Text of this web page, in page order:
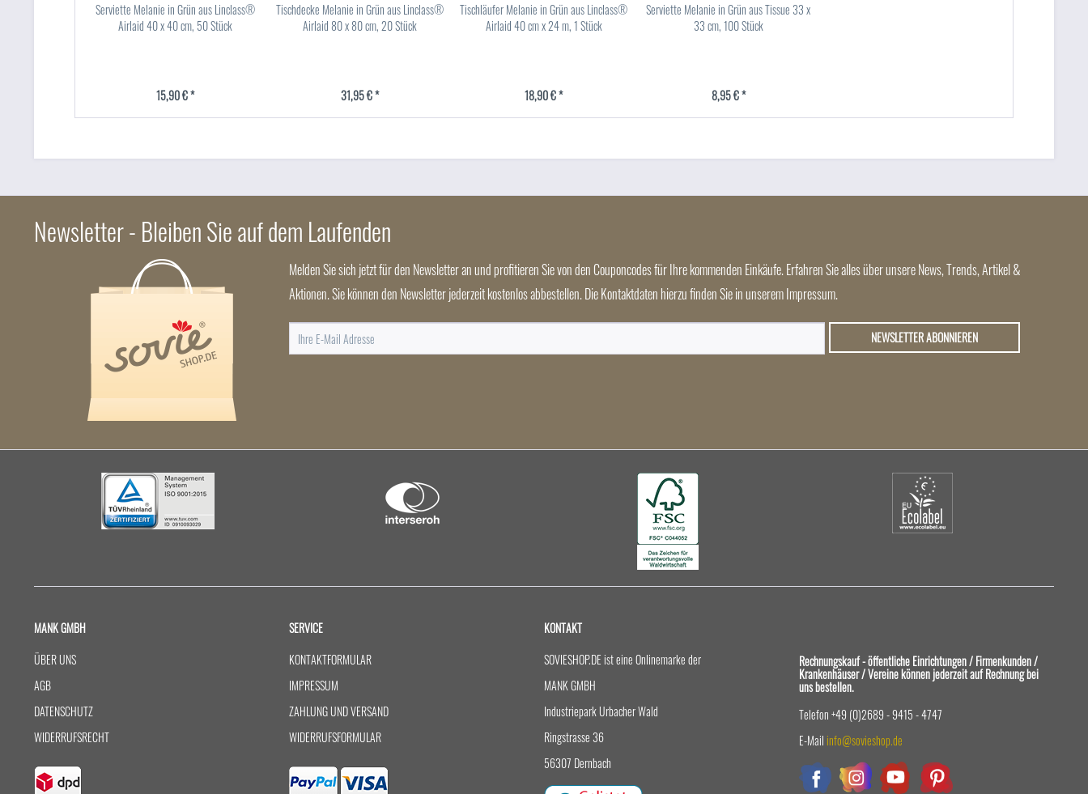
Serviette Melanie in Grün aus Linclass®
Airlaid 40 x 40 cm, 50 Stück
15,90 € *
Tischdecke Melanie in Grün aus Linclass®
Airlaid 80 x 80 cm, 20 Stück
31,95 € *
Tischläufer Melanie in Grün aus Linclass®
Airlaid 40 cm x 24 m, 1 Stück
18,90 € *
Serviette Melanie in Grün aus Tissue 33 x
33 cm, 100 Stück
8,95 € *
Newsletter - Bleiben Sie auf dem Laufenden
Melden Sie sich jetzt für den Newsletter an und profitieren Sie von den Couponcodes für Ihre kommenden Einkäufe. Erfahren Sie alles über unsere News, Trends, Artikel &
Aktionen. Sie können den Newsletter jederzeit kostenlos abbestellen. Die Kontaktdaten hierzu finden Sie in unserem Impressum.
NEWSLETTER ABONNIEREN
MANK GMBH
ÜBER UNS
AGB
DATENSCHUTZ
WIDERRUFSRECHT
SERVICE
KONTAKTFORMULAR
IMPRESSUM
ZAHLUNG UND VERSAND
WIDERRUFSFORMULAR
KONTAKT
SOVIESHOP.DE ist eine Onlinemarke der
MANK GMBH
Industriepark Urbacher Wald
Ringstrasse 36
56307 Dernbach
Rechnungskauf - öffentliche Einrichtungen / Firmenkunden /
Krankenhäuser / Vereine können jederzeit auf Rechnung bei
uns bestellen.
Telefon +49 (0)2689 - 9415 - 4747
E-Mail info@sovieshop.de